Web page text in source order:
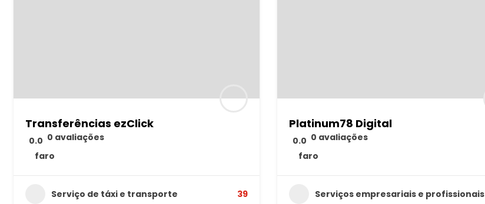
Transferências ezClick
0.0 0 avaliações
faro
Serviço de táxi e transporte 39
Platinum78 Digital
0.0 0 avaliações
faro
Serviços empresariais e profissionais